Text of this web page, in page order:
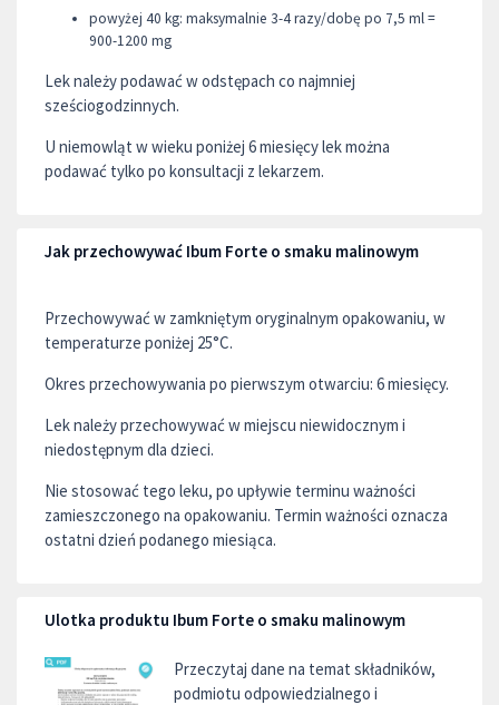
powyżej 40 kg: maksymalnie 3-4 razy/dobę po 7,5 ml =
900-1200 mg
Lek należy podawać w odstępach co najmniej
sześciogodzinnych.
U niemowląt w wieku poniżej 6 miesięcy lek można
podawać tylko po konsultacji z lekarzem.
Jak przechowywać Ibum Forte o smaku malinowym
Przechowywać w zamkniętym oryginalnym opakowaniu, w
temperaturze poniżej 25°C.
Okres przechowywania po pierwszym otwarciu: 6 miesięcy.
Lek należy przechowywać w miejscu niewidocznym i
niedostępnym dla dzieci.
Nie stosować tego leku, po upływie terminu ważności
zamieszczonego na opakowaniu. Termin ważności oznacza
ostatni dzień podanego miesiąca.
Ulotka produktu Ibum Forte o smaku malinowym
Przeczytaj dane na temat składników,
podmiotu odpowiedzialnego i